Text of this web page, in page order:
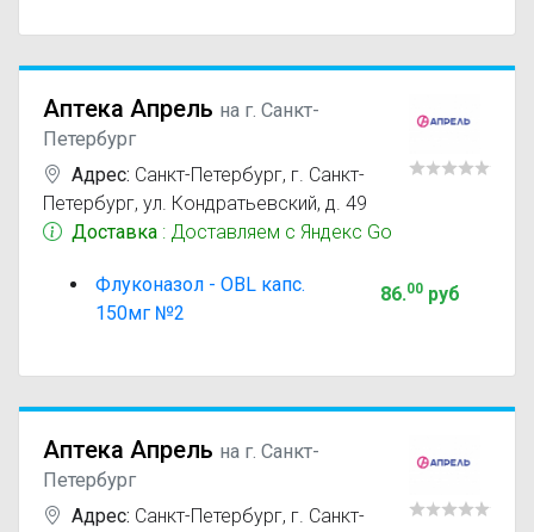
Аптека Апрель на г. Санкт-
Петербург
Адрес: Санкт-Петербург, г. Санкт-
Петербург, ул. Кондратьевский, д. 49
Доставка : Доставляем с Яндекс Go
Флуконазол - OBL капс.
150мг №2
86.00руб
Аптека Апрель на г. Санкт-
Петербург
Адрес: Санкт-Петербург, г. Санкт-